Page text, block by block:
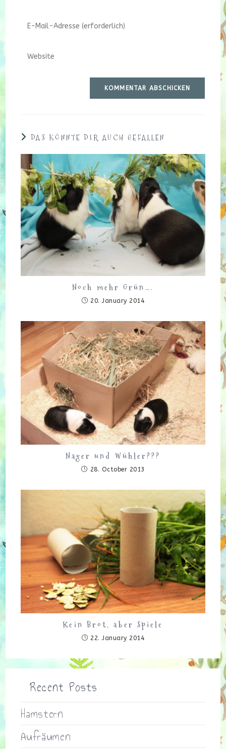
oder
Kommentieren
Gib
Mail-
Gib
DAS KÖNNTE DIR AUCH GEFALLEN
Noch mehr Grün….
20. January 2014
Nager und Wühler???
28. October 2013
Kein Brot, aber Spiele
22. January 2014
Recent Posts
Hamstern
Aufräumen